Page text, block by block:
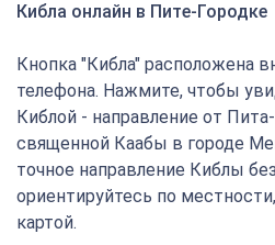
Кибла онлайн в Пите-Городке
Кнопка "Кибла" расположена
телефона. Нажмите, чтобы
Киблой - направление от
священной Каабы в городе
точное направление Киблы
ориентируйтесь по
картой.